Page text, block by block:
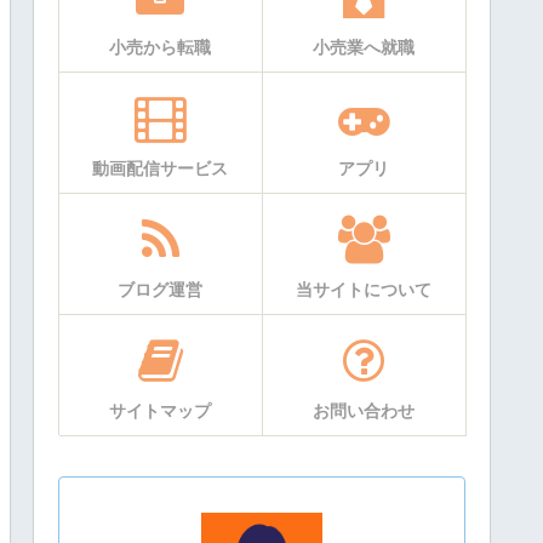
小売から転職 小売業へ就職
動画配信サービス アプリ
ブログ運営 当サイトについて
サイトマップ お問い合わせ